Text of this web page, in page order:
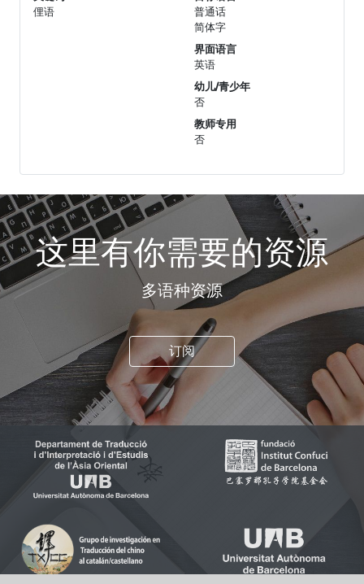
俚语
普通话
简体字
界面语言
英语
幼儿/青少年
否
教师专用
否
这里有你需要的资源
多语种资源
订阅